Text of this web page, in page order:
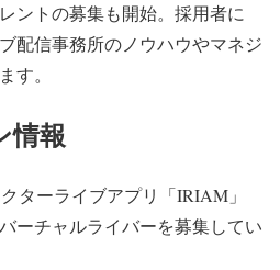
ントの募集も開始。採用者に
配信事務所のノウハウやマネジ
す。
情報
ターライブアプリ「IRIAM」
ーチャルライバーを募集してい